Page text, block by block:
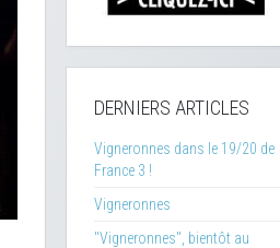
DERNIERS ARTICLES
Vigneronnes dans le 19/20 de
France 3 !
Vigneronnes
"Vigneronnes", bientôt au